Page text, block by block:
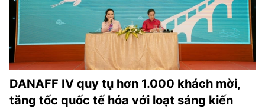
DANAFF IV quy tụ hơn 1.000 khách mời,
tăng tốc quốc tế hóa với loạt sáng kiến